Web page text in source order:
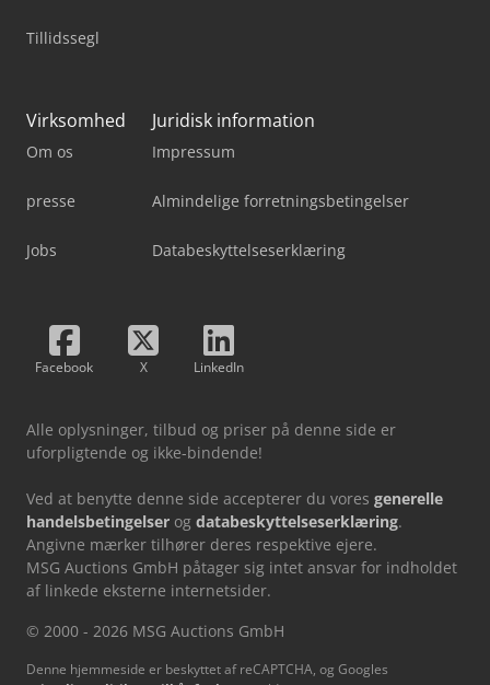
Tillidssegl
Virksomhed
Om os
presse
Jobs
Juridisk information
Impressum
Almindelige forretningsbetingelser
Databeskyttelseserklæring
Facebook X LinkedIn
Alle oplysninger, tilbud og priser på denne side er
uforpligtende og ikke-bindende!
Ved at benytte denne side accepterer du vores generelle
handelsbetingelser og databeskyttelseserklæring.
Angivne mærker tilhører deres respektive ejere.
MSG Auctions GmbH påtager sig intet ansvar for indholdet
af linkede eksterne internetsider.
© 2000 - 2026 MSG Auctions GmbH
Denne hjemmeside er beskyttet af reCAPTCHA, og Googles